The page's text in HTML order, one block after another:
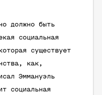
должно быть
социальная
существует
как,
Эммануэль
социальная